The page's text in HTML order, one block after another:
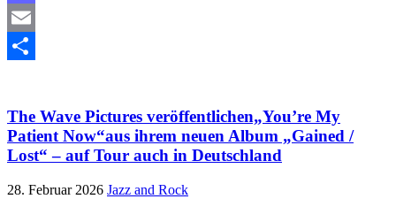
Mastodon
Email
The Wave Pictures veröffentlichen„You’re My
Patient Now“aus ihrem neuen Album „Gained /
Lost“ – auf Tour auch in Deutschland
28. Februar 2026 Jazz and Rock